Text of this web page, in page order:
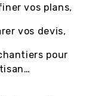
vos plans,
vos devis,
pour